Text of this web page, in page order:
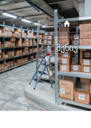
მენიუ